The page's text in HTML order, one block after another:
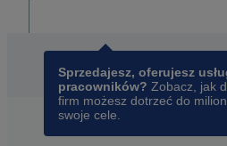
Sprzedajesz, oferujesz
pracowników? Zobacz, jak
firm możesz dotrzeć do
swoje cele.